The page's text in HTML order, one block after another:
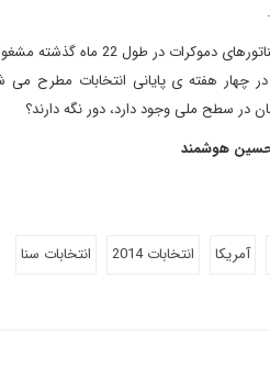
در هر کدام از این پنج
چهار هفته ی پایانی انتخابات مطرح
در سطح ملی وجود دارد، دور نگه دارند؟
هوشمند
آمريكا انتخابات 2014 انتخابات سنا